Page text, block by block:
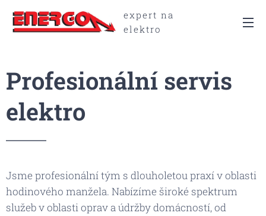
expert na
elektro
Profesionální servis
elektro
Jsme profesionální tým s dlouholetou praxí v oblasti
hodinového manžela. Nabízíme široké spektrum
služeb v oblasti oprav a údržby domácností, od